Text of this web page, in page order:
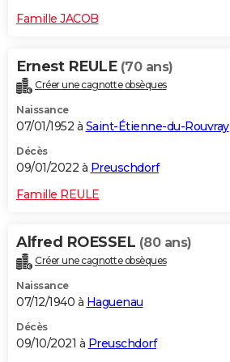
Famille JACOB
Ernest REULE (70 ans)
Créer une cagnotte obsèques
Naissance
07/01/1952 à Saint-Étienne-du-Rouvray
Décès
09/01/2022 à Preuschdorf
Famille REULE
Alfred ROESSEL (80 ans)
Créer une cagnotte obsèques
Naissance
07/12/1940 à Haguenau
Décès
09/10/2021 à Preuschdorf